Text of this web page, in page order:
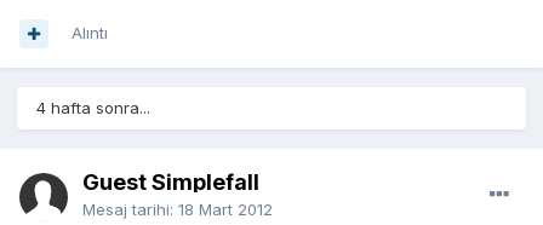
Alıntı
4 hafta sonra...
Guest Simplefall
Mesaj tarihi: 18 Mart 2012